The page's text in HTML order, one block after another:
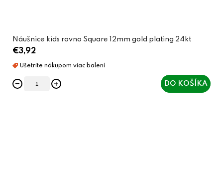
Náušnice kids rovno Square 12mm gold plating 24kt
€3,92
DO KOŠÍKA